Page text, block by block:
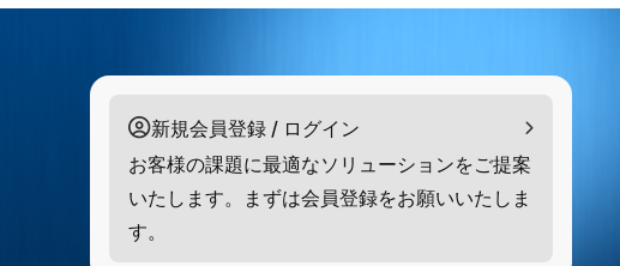
新規会員登録 / ログイン
お客様の課題に最適なソリューションをご提案
いたします。まずは会員登録をお願いいたしま
す。